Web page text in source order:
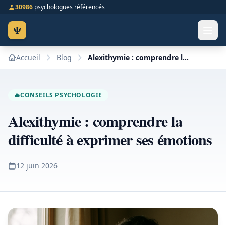
30986 psychologues référencés
Ψ
Accueil Blog Alexithymie : comprendre la difficulté à exprimer ses émotions
CONSEILS PSYCHOLOGIE
Alexithymie : comprendre la
difficulté à exprimer ses émotions
12 juin 2026